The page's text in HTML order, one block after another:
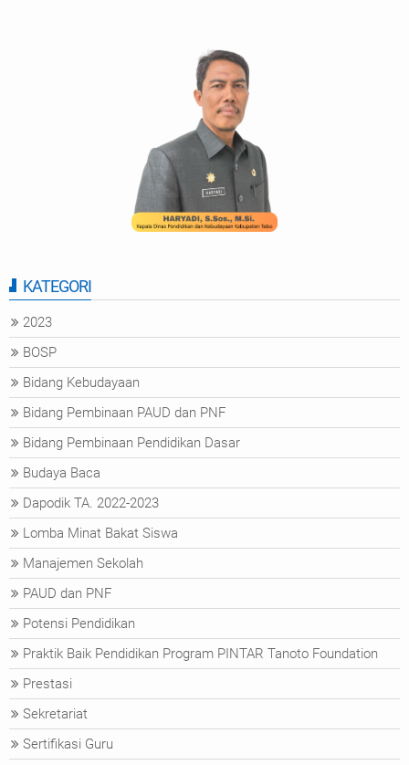
KATEGORI
2023
BOSP
Bidang Kebudayaan
Bidang Pembinaan PAUD dan PNF
Bidang Pembinaan Pendidikan Dasar
Budaya Baca
Dapodik TA. 2022-2023
Lomba Minat Bakat Siswa
Manajemen Sekolah
PAUD dan PNF
Potensi Pendidikan
Praktik Baik Pendidikan Program PINTAR Tanoto Foundation
Prestasi
Sekretariat
Sertifikasi Guru